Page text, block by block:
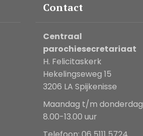
Contact
Centraal
parochiesecretariaat
H. Felicitaskerk
Hekelingseweg 15
3206 LA Spijkenisse
Maandag t/m donderdag
8.00-13.00 uur